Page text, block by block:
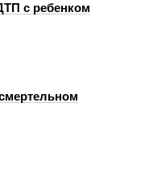
с ребенком